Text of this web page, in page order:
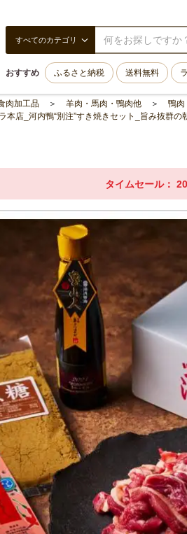
すべてのカテゴリ
おすすめ ふるさと納税 送料無料
肉加工品 羊肉・馬肉・鴨肉他
鴨肉
本店_河内鴨“別注”すき焼きセット_旨み抜群
タイムセール